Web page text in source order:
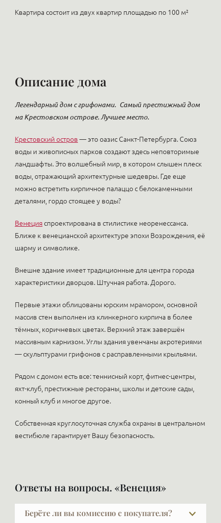
Квартира состоит из двух квартир площадью по 100 м²
Описание дома
Легендарный дом с грифонами. Самый престижный дом
на Крестовском острове. Лучшее место.
Крестовский остров — это оазис Санкт-Петербурга. Союз
воды и живописных парков создают здесь неповторимые
ландшафты. Это волшебный мир, в котором слышен плеск
воды, отражающий архитектурные шедевры. Где еще
можно встретить кирпичное палаццо с белокаменными
деталями, гордо стоящее у воды?
Венецияспроектирована в стилистике неоренессанса.
Ближе к венецианской архитектуре эпохи Возрождения, её
шарму и символике.
Внешне здание имеет традиционные для центра города
характеристики дворцов. Штучная работа. Дорого.
Первые этажи облицованы юрским мрамором, основной
массив стен выполнен из клинкерного кирпича в более
тёмных, коричневых цветах. Верхний этаж завершён
массивным карнизом. Углы здания увенчаны акротериями
— скульптурами грифонов с расправленными крыльями.
Рядом с домом есть все: теннисный корт, фитнес-центры,
яхт-клуб, престижные рестораны, школы и детские сады,
конный клуб и многое другое.
Собственная круглосуточная служба охраны в центральном
вестибюле гарантирует Вашу безопасность.
Ответы на вопросы. «Венеция»
Берёте ли вы комиссию с покупателя?